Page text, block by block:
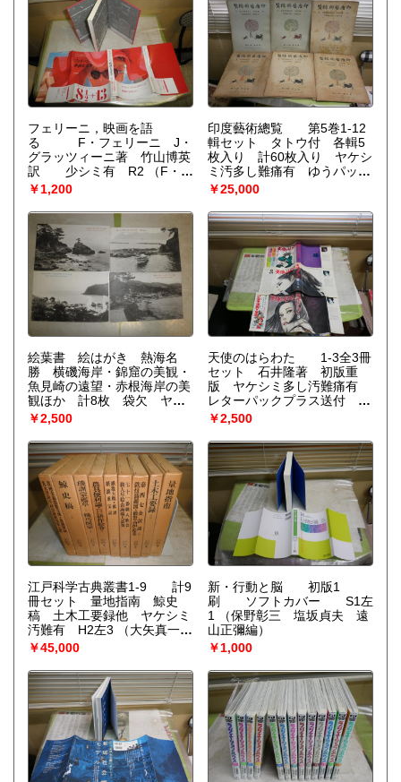
フェリーニ，映画を語
る F・フェリーニ J・
グラッツィーニ著 竹山博英
訳 少シミ有 R2
（F・フ
ェリーニ J・グラッツィー
ニ著 竹山博英訳）
￥1,200
印度藝術總覧 第5巻1‐12
輯セット タトウ付 各輯5
枚入り 計60枚入り ヤケシ
ミ汚多し難痛有 ゆうパック
送付 E1右中
発行人）
￥25,000
絵葉書 絵はがき 熱海名
勝 横磯海岸・錦窟の美観・
魚見崎の遠望・赤根海岸の美
観ほか 計8枚 袋欠 ヤケ
シミ汚痛有 S2前
￥2,500
天使のはらわた 1‐3全3冊
セット 石井隆著 初版重
版 ヤケシミ多し汚難痛有
レターパックプラス送付
E9右中 （石井隆著 曽根
中生映画監督）
￥2,500
江戸科学古典叢書1-9 計9
冊セット 量地指南 鯨史
稿 土木工要録他 ヤケシミ
汚難有 H2左3
（大矢真一
楠善雄 石山洋 菊池俊彦
￥45,000
新・行動と脳 初版1
刷 ソフトカバー S1左
1
（保野彰三 塩坂貞夫 遠
山正彌編）
￥1,000